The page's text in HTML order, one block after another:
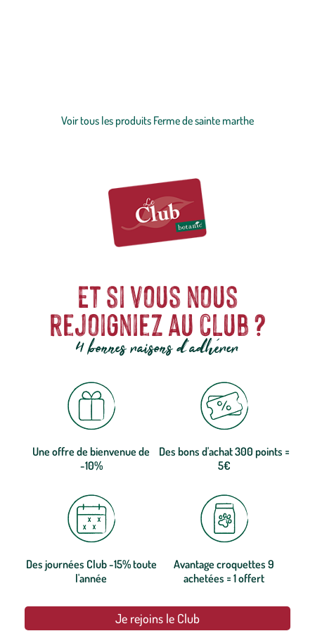
biologique grâce à leur mode de production respectueux de
Voir tous les produits Ferme de sainte marthe
Et si vous nous
rejoigniez au club ?
4 bonnes raisons d'adhérer
Une offre de bienvenue de
-10%
Des bons d'achat 300 points =
5€
Des journées Club -15% toute
l'année
Avantage croquettes 9
achetées = 1 offert
Je rejoins le Club